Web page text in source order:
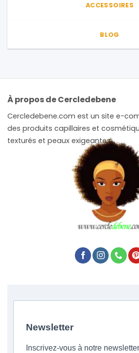
ACCESSOIRES
BLOG
À propos de Cercledebene
Cercledebene.com est un site e-
des produits capillaires et
texturés et peaux exigeantes.
Newsletter
Inscrivez-vous à notre